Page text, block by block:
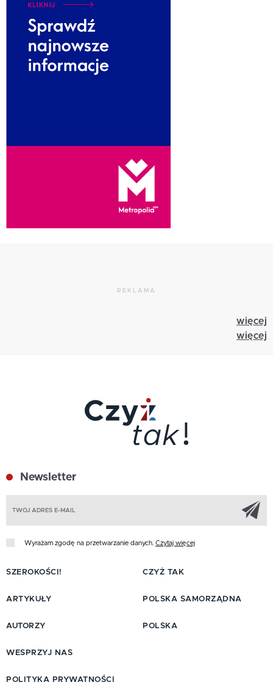
REKLAMA
więcej
więcej
Newsletter
Wyrażam zgodę na przetwarzanie danych. Czytaj więcej
SZEROKOŚCI!
ARTYKUŁY
AUTORZY
CZYŻ TAK
POLSKA SAMORZĄDNA
POLSKA
WESPRZYJ NAS
POLITYKA PRYWATNOŚCI